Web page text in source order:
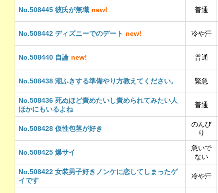
No.508445 彼氏が無職 new! 普通
No.508442 ディズニーでのデート new! 冷や汗
No.508440 自論 new! 普通
No.508438 潮ふきする準備やり方教えてください。 緊急
No.508436 死ぬほど責めたいし責められてみたい人
ほかにもいるよね
普通
No.508428 仮性包茎が好き
のんび
り
No.508425 爆サイ
急いで
ない
No.508422 女装男子好きノンケに恋してしまったゲ
イです
冷や汗